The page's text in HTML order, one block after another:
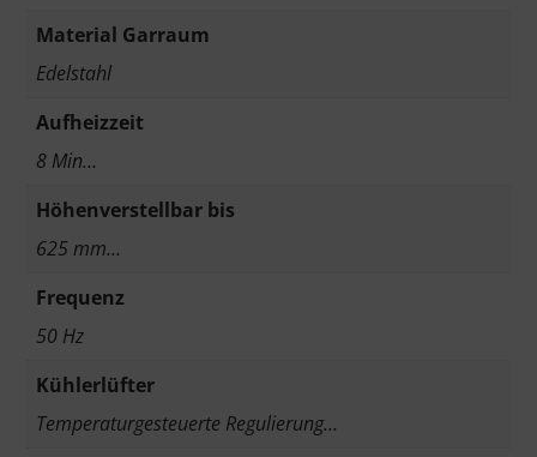
Material Garraum
Edelstahl
Aufheizzeit
8 Min…
Höhenverstellbar bis
625 mm…
Frequenz
50 Hz
Kühlerlüfter
Temperaturgesteuerte Regulierung…